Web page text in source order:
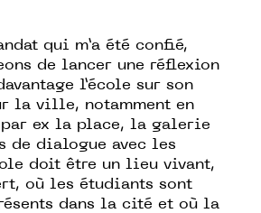
qui m’a été confié,
de lancer une réflexion
l’école sur son
la ville, notamment en
ex la place, la galerie
de dialogue avec les
doit être un lieu vivant,
où les étudiants sont
dans la cité et où la